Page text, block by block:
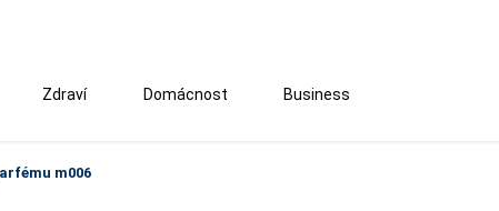
Zdraví Domácnost Business
m006